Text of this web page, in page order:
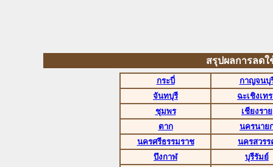
สรุปผลการลดใช้
กระบี่
กาญจนบุ
จันทบุรี
ฉะเชิงเท
ชุมพร
เชียงราย
ตาก
นครนาย
นครศรีธรรมราช
นครสวรร
บึงกาฬ
บุรีรัมย์